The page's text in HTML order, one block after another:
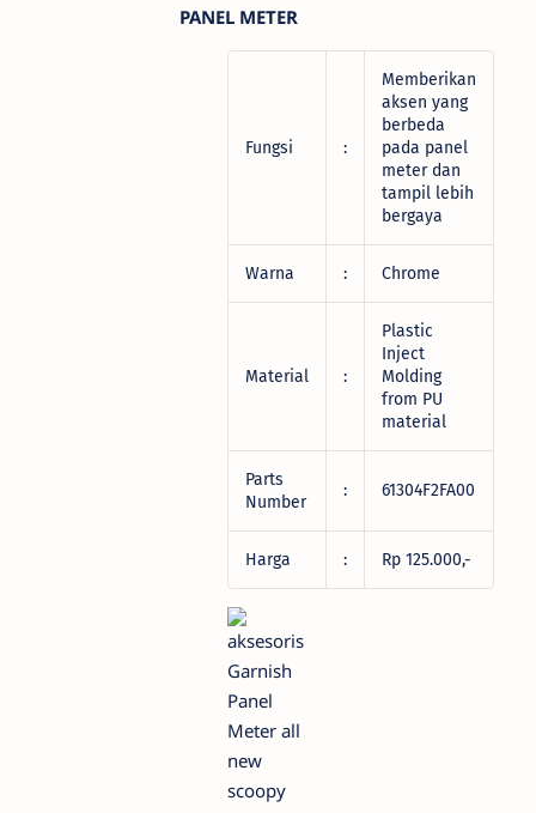
PANEL METER
Fungsi :
Memberikan
aksen yang
berbeda
pada panel
meter dan
tampil lebih
bergaya
Warna : Chrome
Material :
Plastic
Inject
Molding
from PU
material
Parts
Number
: 61304F2FA00
Harga : Rp 125.000,-